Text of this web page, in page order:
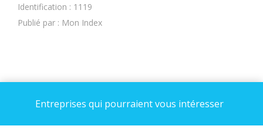
Identification : 1119
Publié par : Mon Index
Entreprises qui pourraient vous intéresser